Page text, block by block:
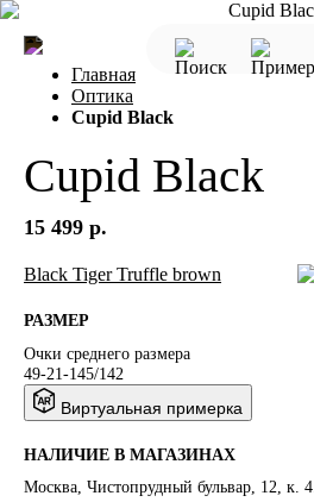
Главная
Оптика
Cupid Black
Cupid Black
15 499 р.
Black Tiger Truffle brown
РАЗМЕР
Очки среднего размера
49-21-145/142
Виртуальная примерка
НАЛИЧИЕ В МАГАЗИНАХ
Москва, Чистопрудный бульвар, 12, к. 4.